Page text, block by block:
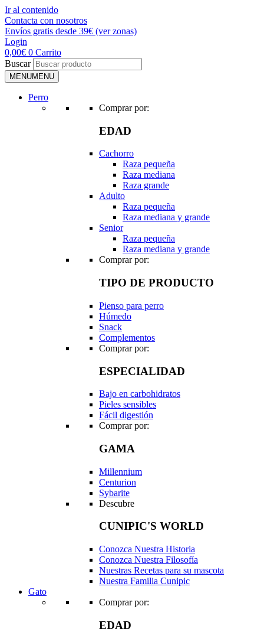
Ir al contenido
Contacta con nosotros
Envíos gratis desde 39€ (ver zonas)
Login
0,00€ 0 Carrito
Buscar
MENUMENU
Perro
Comprar por:
EDAD
Cachorro
Raza pequeña
Raza mediana
Raza grande
Adulto
Raza pequeña
Raza mediana y grande
Senior
Raza pequeña
Raza mediana y grande
Comprar por:
TIPO DE PRODUCTO
Pienso para perro
Húmedo
Snack
Complementos
Comprar por:
ESPECIALIDAD
Bajo en carbohidratos
Pieles sensibles
Fácil digestión
Comprar por:
GAMA
Millennium
Centurion
Sybarite
Descubre
CUNIPIC'S WORLD
Conozca Nuestra Historia
Conozca Nuestra Filosofía
Nuestras Recetas para su mascota
Nuestra Familia Cunipic
Gato
Comprar por:
EDAD